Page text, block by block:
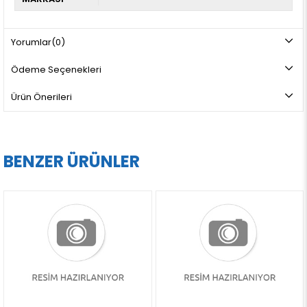
Yorumlar(0)
Ödeme Seçenekleri
Ürün Önerileri
BENZER ÜRÜNLER